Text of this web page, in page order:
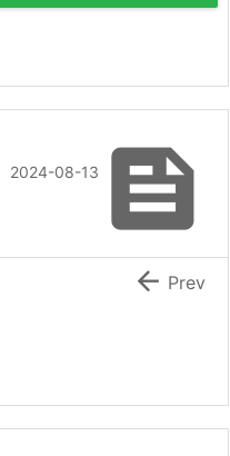

2024-08-13
 Prev